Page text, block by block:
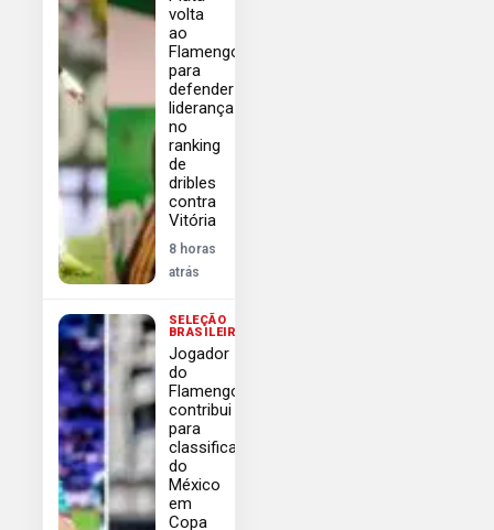
volta
ao
Flamengo
para
defender
liderança
no
ranking
de
dribles
contra
Vitória
8 horas
atrás
SELEÇÃO
BRASILEIRA
Jogador
do
Flamengo
contribui
para
classificação
do
México
em
Copa